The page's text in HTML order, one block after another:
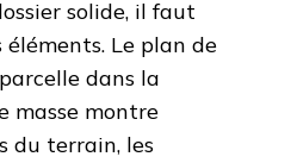
solide, il faut
Le plan de
dans la
masse montre
du terrain, les